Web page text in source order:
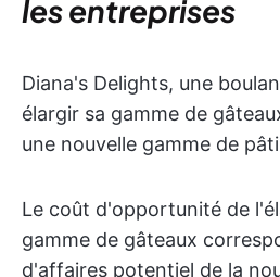
les entreprises
Diana's Delights, une
élargir sa gamme de
une nouvelle gamme de
Le coût d'opportunité de
gamme de gâteaux
d'affaires potentiel de la